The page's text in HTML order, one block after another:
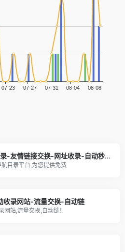
188收录网_网站收录-友情链接交换-网址收录-自动秒收录
目录平台,为您提供免费
收录网站-流量交换-自动链
网站,流量交换,自动链！